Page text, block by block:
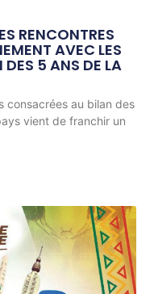
RENCONTRES
AVEC LES
DES 5 ANS DE LA
consacrées au bilan des
vient de franchir un